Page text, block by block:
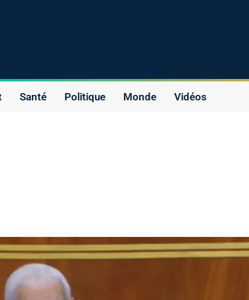
Santé Politique Monde Vidéos